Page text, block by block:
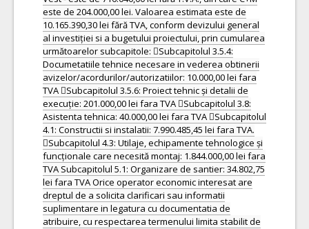
este de 204.000,00 lei. Valoarea estimata este de
10.165.390,30 lei fără TVA, conform devizului general
al investiției si a bugetului proiectului, prin cumularea
următoarelor subcapitole: Subcapitolul 3.5.4:
Documetatiile tehnice necesare in vederea obtinerii
avizelor/acordurilor/autorizatiilor: 10.000,00 lei fara
TVA Subcapitolul 3.5.6: Proiect tehnic și detalii de
execuție: 201.000,00 lei fara TVA Subcapitolul 3.8:
Asistenta tehnica: 40.000,00 lei fara TVA Subcapitolul
4.1: Constructii si instalatii: 7.990.485,45 lei fara TVA.
Subcapitolul 4.3: Utilaje, echipamente tehnologice și
funcționale care necesită montaj: 1.844.000,00 lei fara
TVA Subcapitolul 5.1: Organizare de santier: 34.802,75
lei fara TVA Orice operator economic interesat are
dreptul de a solicita clarificari sau informatii
suplimentare in legatura cu documentatia de
atribuire, cu respectarea termenului limita stabilit de